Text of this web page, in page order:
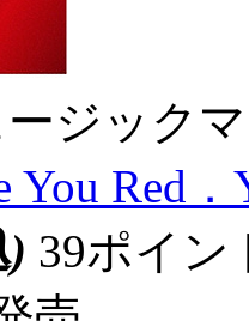
ジック
You Red
39ポイ